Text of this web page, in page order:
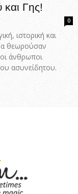
Γης!
0
ιστορική και
θεωρούσαν
άνθρωποι
ασυνείδητου.